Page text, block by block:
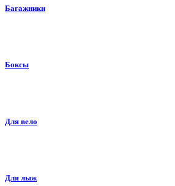
Багажники
Боксы
Для вело
Для лыж